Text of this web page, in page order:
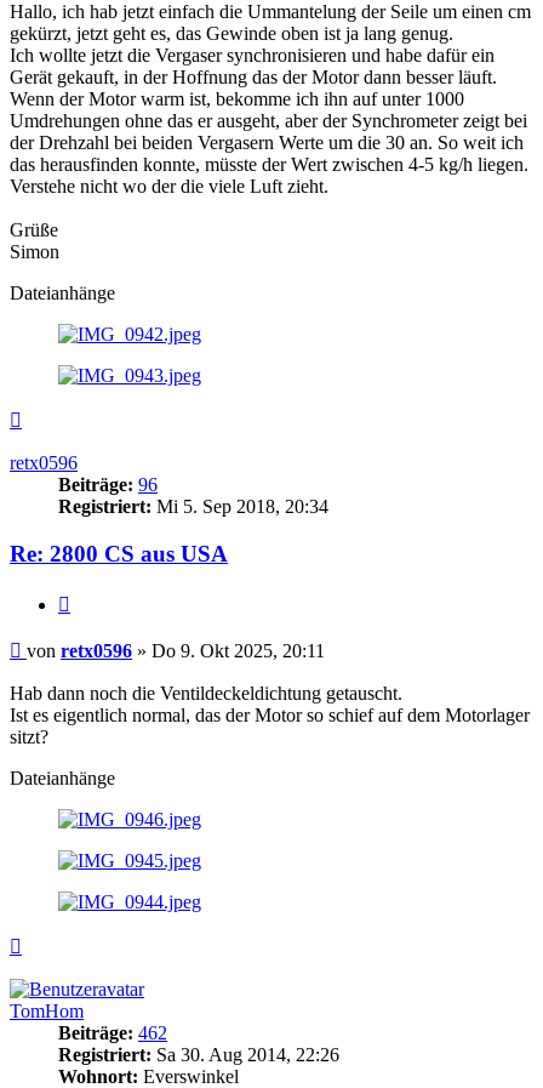
Hallo, ich hab jetzt einfach die Ummantelung der Seile um einen cm
gekürzt, jetzt geht es, das Gewinde oben ist ja lang genug.
Ich wollte jetzt die Vergaser synchronisieren und habe dafür ein
Gerät gekauft, in der Hoffnung das der Motor dann besser läuft.
Wenn der Motor warm ist, bekomme ich ihn auf unter 1000
Umdrehungen ohne das er ausgeht, aber der Synchrometer zeigt bei
der Drehzahl bei beiden Vergasern Werte um die 30 an. So weit ich
das herausfinden konnte, müsste der Wert zwischen 4-5 kg/h liegen.
Verstehe nicht wo der die viele Luft zieht.
Grüße
Simon
Dateianhänge
retx0596
Beiträge: 96
Registriert: Mi 5. Sep 2018, 20:34
Re: 2800 CS aus USA
Beitrag
von retx0596 » Do 9. Okt 2025, 20:11
Hab dann noch die Ventildeckeldichtung getauscht.
Ist es eigentlich normal, das der Motor so schief auf dem Motorlager
sitzt?
Dateianhänge
TomHom
Beiträge: 462
Registriert: Sa 30. Aug 2014, 22:26
Wohnort: Everswinkel